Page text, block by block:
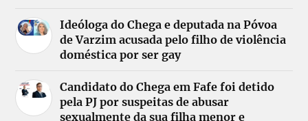
Ideóloga do Chega e deputada na Póvoa
de Varzim acusada pelo filho de violência
doméstica por ser gay
Candidato do Chega em Fafe foi detido
pela PJ por suspeitas de abusar
sexualmente da sua filha menor e